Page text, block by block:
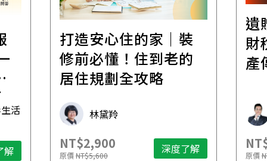
活
解
打造安心住的家｜裝
修前必懂！住到老的
居住規劃全攻略
林黛羚
NT$2,900
原價NT$5,600 深度了解
遺
財
產
原價